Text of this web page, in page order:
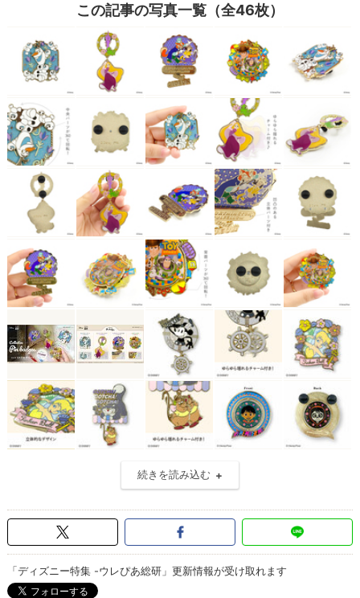
この記事の写真一覧（全46枚）
続きを読み込む
「ディズニー特集 -ウレぴあ総研」更新情報が受け取れます